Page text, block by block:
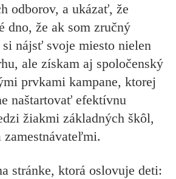
odborov, a ukázať, že
dno, že ak som zručný
nájsť svoje miesto nielen
ale získam aj spoločenský
prvkami kampane, ktorej
naštartovať efektívnu
žiakmi základných škôl,
zamestnávateľmi.
stránke, ktorá oslovuje deti: